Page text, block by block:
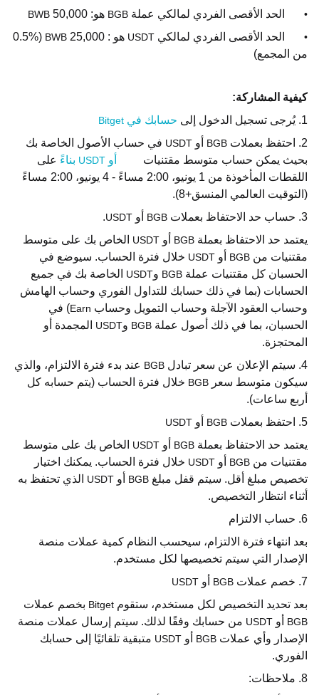
• الحد الأقصى الفردي لمالكي عملة BGB هو: 50,000
BWB
•
الحد الأقصى الفردي لمالكي USDT هو : 25,000 BWB
(0.5%
من المجمع)
كيفية المشاركة:
1. يُرجى تسجيل الدخول إلى
حسابك في Bitget
2. احتفظ بعملات BGB أو USDT في حساب الأصول الخاصة بك
بحيث يمكن حساب متوسط مقتنيات
أو USDT بناءً على
اللقطات المأخوذة من 1 يونيو، 2:00 مساءً - 4 يونيو، 2:00 مساءً
(التوقيت العالمي المنسق+8).
3. حساب حد الاحتفاظ بعملات
BGB أو USDT
.
يعتمد حد الاحتفاظ بعملة BGB أو USDT الخاص بك على متوسط
مقتنيات من BGB أو USDT خلال فترة الحساب. سيوضع في
الحسبان كل مقتنيات عملة BGB وUSDT الخاصة بك في جميع
الحسابات (بما في ذلك حسابك للتداول الفوري وحساب الهامش
وحساب العقود الآجلة وحساب التمويل وحساب Earn) في
الحسبان، بما في ذلك أصول عملة BGB وUSDT المجمدة أو
المحتجزة.
4. سيتم الإعلان عن سعر تبادل
BGB عند بدء فترة الالتزام، والذي
سيكون متوسط سعر BGB خلال فترة الحساب (يتم حسابه كل
أربع ساعات).
5. احتفظ بعملات
BGB أو USDT
يعتمد حد الاحتفاظ بعملة BGB أو USDT الخاص بك على متوسط
مقتنيات من BGB أو USDT خلال فترة الحساب. يمكنك اختيار
تخصيص مبلغ أقل. سيتم قفل مبلغ BGB أو USDT الذي تحتفظ به
أثناء انتظار التخصيص.
6. حساب الالتزام
بعد انتهاء فترة الالتزام، سيحسب النظام كمية عملات منصة
الإصدار التي سيتم تخصيصها لكل مستخدم.
7. خصم عملات
BGB أو USDT
بعد تحديد التخصيص لكل مستخدم، ستقوم Bitget بخصم عملات
BGB أو USDT من حسابك وفقًا لذلك. سيتم إرسال عملات منصة
الإصدار وأي عملات BGB أو USDT متبقية تلقائيًا إلى حسابك
الفوري.
8. ملاحظات: